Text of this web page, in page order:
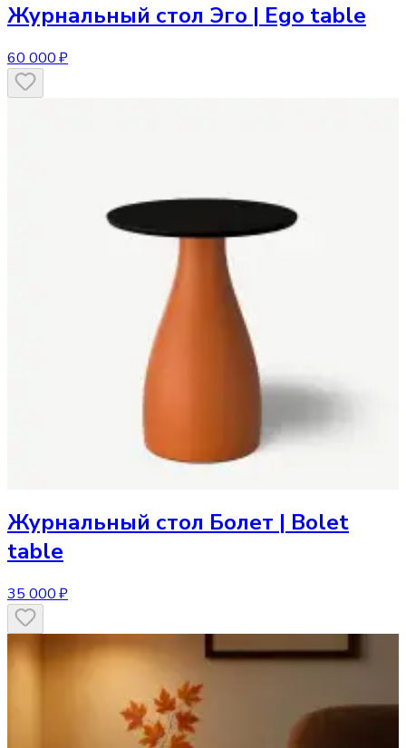
Журнальный стол Эго | Ego table
60 000 ₽
Журнальный стол Болет | Bolet
table
35 000 ₽